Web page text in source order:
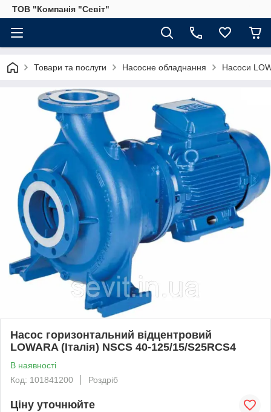
ТОВ "Компанія "Севіт"
Товари та послуги Насосне обладнання Насоси
Насос горизонтальний відцентровий
LOWARA (Італія) NSCS 40-125/15/S25RCS4
В наявності
Код: 101841200
Роздріб
Ціну уточнюйте